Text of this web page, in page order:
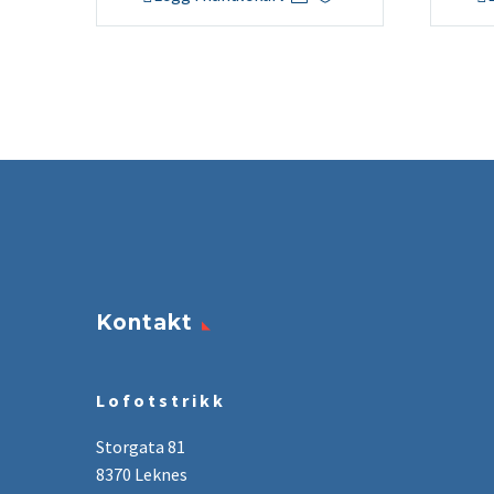
Kontakt
L o f o t s t r i k k
Storgata 81
8370 Leknes